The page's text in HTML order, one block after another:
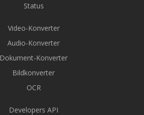
Status
Video-Konverter
Audio-Konverter
Dokument-Konverter
Bildkonverter
OCR
Developers API